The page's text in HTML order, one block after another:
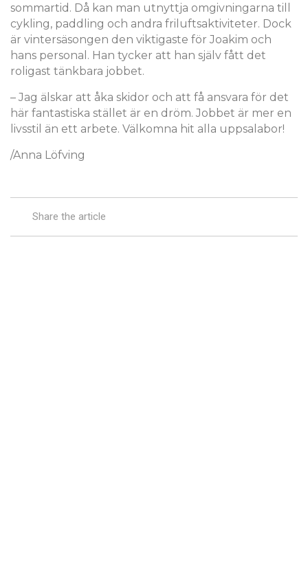
sommartid. Då kan man utnyttja omgivningarna till
cykling, paddling och andra friluftsaktiviteter. Dock
är vintersäsongen den viktigaste för Joakim och
hans personal. Han tycker att han själv fått det
roligast tänkbara jobbet.
– Jag älskar att åka skidor och att få ansvara för det
här fantastiska stället är en dröm. Jobbet är mer en
livsstil än ett arbete. Välkomna hit alla uppsalabor!
/Anna Löfving
Share the article